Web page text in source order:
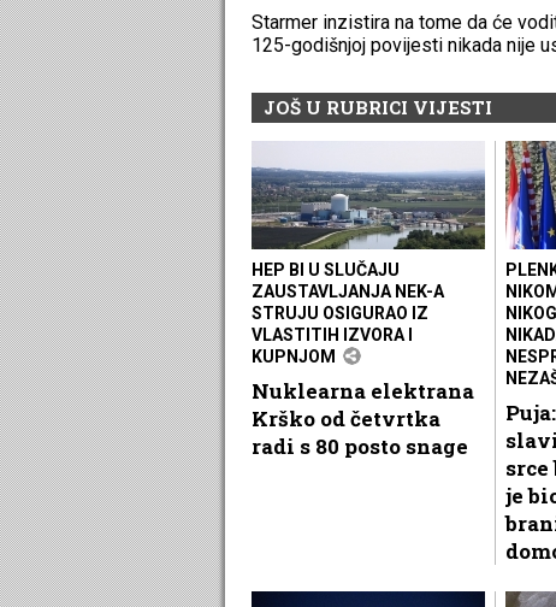
Starmer inzistira na tome da će
125-godišnjoj povijesti nikada nije
JOŠ U RUBRICI VIJESTI
HEP BI U SLUČAJU
ZAUSTAVLJANJA NEK-A
STRUJU OSIGURAO IZ
VLASTITIH IZVORA I
KUPNJOM
Nuklearna elektrana
Krško od četvrtka
radi s 80 posto snage
je